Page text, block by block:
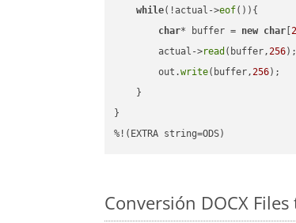
while(!actual->eof()){
char* buffer = new char [
        actual->
read (buffer,256);
        out.
write(buffer,256);
    }
}
%!(EXTRA string=ODS)
Conversión DOCX